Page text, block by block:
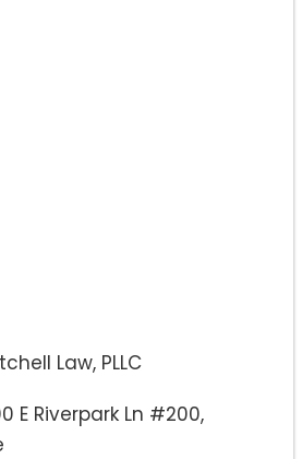
Law, PLLC
E Riverpark Ln #200,